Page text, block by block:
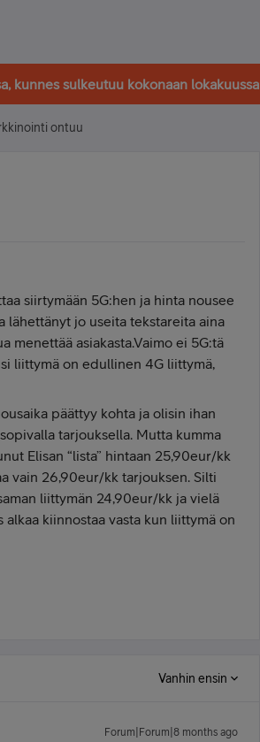
kunnes sulkeutuu kokonaan lokakuussa
ontuu
siirtymään 5G:hen ja hinta nousee
lähettänyt jo useita tekstareita aina
menettää asiakasta.Vaimo ei 5G:tä
liittymä on edullinen 4G liittymä,
päättyy kohta ja olisin ihan
tarjouksella. Mutta kumma
Elisan “lista” hintaan 25,90eur/kk
vain 26,90eur/kk tarjouksen. Silti
liittymän 24,90eur/kk ja vielä
kiinnostaa vasta kun liittymä on
Vanhin ensin
Forum|Forum|8 months ago